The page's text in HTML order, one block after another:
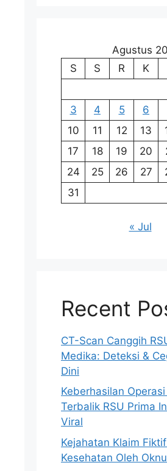
Agustus
S
S R K
3
4 5 6
10
11 12 13
17
18 19 20
24
25 26 27
31
« Jul
Recent
CT-Scan Canggih
Medika: Deteksi &
Dini
Keberhasilan
Terbalik RSU Prima
Viral
Kejahatan Klaim
Kesehatan Oleh